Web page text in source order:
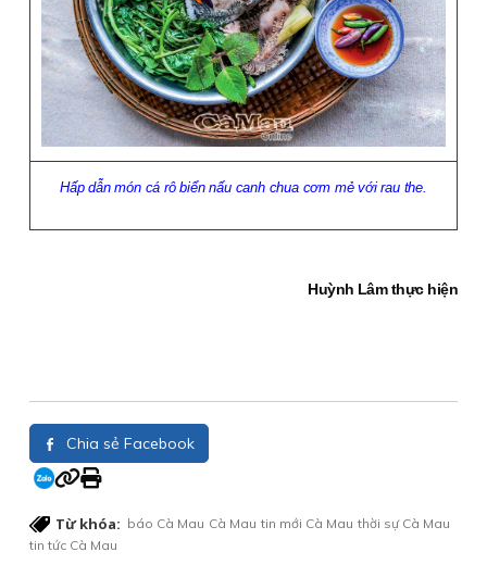
Hấp dẫn món cá rô biển nấu canh chua cơm mẻ với rau the.
Huỳnh Lâm thực hiện
Chia sẻ Facebook
Từ khóa: báo Cà Mau Cà Mau tin mới Cà Mau thời sự Cà Mau
tin tức Cà Mau